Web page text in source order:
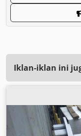
Iklan-iklan ini